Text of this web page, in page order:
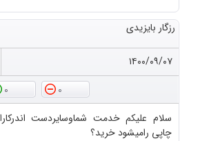
رزگار بایزیدی
۱۴۰۰/۰۹/۰۷
0
0
سلام علیکم خدمت شماوسایردست
چاپی رامیشود خرید؟